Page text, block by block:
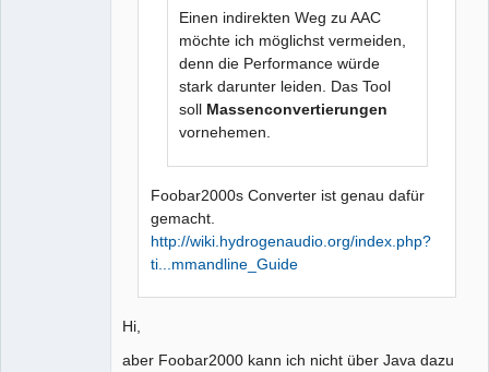
Einen indirekten Weg zu AAC
möchte ich möglichst vermeiden,
denn die Performance würde
stark darunter leiden. Das Tool
soll Massenconvertierungen
vornehemen.
Foobar2000s Converter ist genau dafür
gemacht.
http://wiki.hydrogenaudio.org/index.php?
ti...mmandline_Guide
Hi,
aber Foobar2000 kann ich nicht über Java dazu